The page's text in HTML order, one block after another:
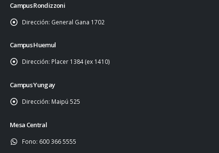
Campus Rondizzoni
Dirección: General Gana 1702
Campus Huemul
Dirección: Placer 1384 (ex 1410)
Campus Yungay
Dirección: Maipú 525
Mesa Central
Fono: 600 366 5555